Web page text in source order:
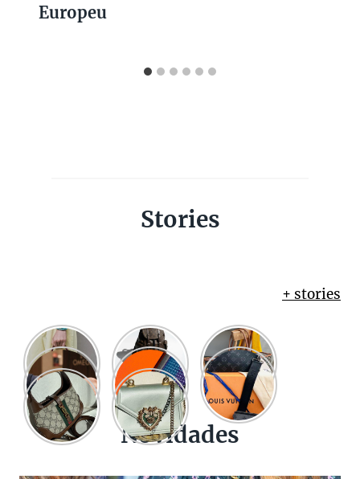
Europeu
Stories
+ stories
Novidades